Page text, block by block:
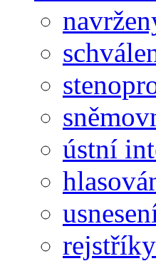
ústní
rejstříky